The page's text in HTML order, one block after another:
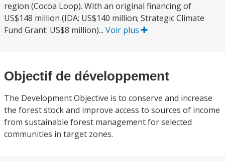
region (Cocoa Loop). With an original financing of
US$148 million (IDA: US$140 million; Strategic Climate
Fund Grant: US$8 million)... Voir plus
Objectif de développement
The Development Objective is to conserve and increase
the forest stock and improve access to sources of income
from sustainable forest management for selected
communities in target zones.